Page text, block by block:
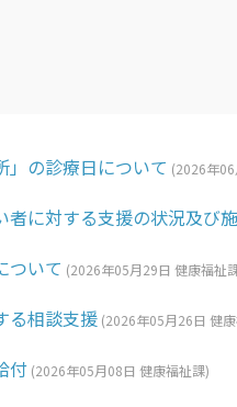
」の診療日について (2026年
者に対する支援の状況及び
ついて (2026年05月29日 健康福祉
る相談支援 (2026年05月26日 健
付 (2026年05月08日 健康福祉課)